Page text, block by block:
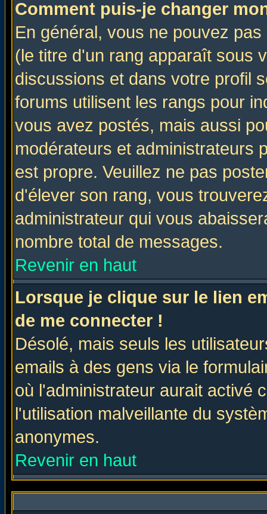
Comment puis-je changer
En général, vous ne pouvez
(le titre d'un rang apparaît sous
discussions et dans votre profil
forums utilisent les rangs pour
vous avez postés, mais aussi
modérateurs et administrateurs
est propre. Veuillez ne pas
d'élever son rang, vous
administrateur qui vous
nombre total de messages.
Revenir en haut
Lorsque je clique sur le lien
de me connecter !
Désolé, mais seuls les
emails à des gens via le
où l'administrateur aurait activé
l'utilisation malveillante du
anonymes.
Revenir en haut